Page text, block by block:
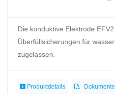
Die konduktive Elektrode EFV2
Überfüllsicherungen für
zugelassen.
Produktdetails Dokumente